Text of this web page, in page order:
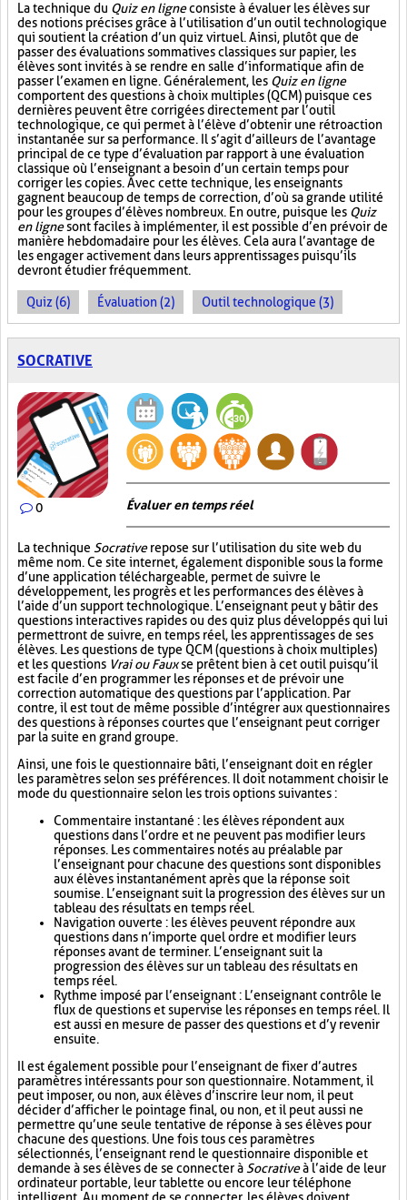
La technique du Quiz en ligneconsiste à évaluer les élèves sur
des notions précises grâce à l’utilisation d’un outil technologique
qui soutient la création d’un quiz virtuel. Ainsi, plutôt que de
passer des évaluations sommatives classiques sur papier, les
élèves sont invités à se rendre en salle d’informatique afin de
passer l’examen en ligne. Généralement, les Quiz en ligne
comportent des questions à choix multiples (QCM) puisque ces
dernières peuvent être corrigées directement par l’outil
technologique, ce qui permet à l’élève d’obtenir une rétroaction
instantanée sur sa performance. Il s’agit d’ailleurs de l’avantage
principal de ce type d’évaluation par rapport à une évaluation
classique où l’enseignant a besoin d’un certain temps pour
corriger les copies. Avec cette technique, les enseignants
gagnent beaucoup de temps de correction, d’où sa grande utilité
pour les groupes d’élèves nombreux. En outre, puisque les Quiz
en lignesont faciles à implémenter, il est possible d’en prévoir de
manière hebdomadaire pour les élèves. Cela aura l’avantage de
les engager activement dans leurs apprentissages puisqu’ils
devront étudier fréquemment.
Quiz (6) Évaluation (2) Outil technologique (3)
SOCRATIVE
0 Évaluer en temps réel
La technique Socrativerepose sur l’utilisation du site web du
même nom. Ce site internet, également disponible sous la forme
d’une application téléchargeable, permet de suivre le
développement, les progrès et les performances des élèves à
l’aide d’un support technologique. L’enseignant peut y bâtir des
questions interactives rapides ou des quiz plus développés qui lui
permettront de suivre, en temps réel, les apprentissages de ses
élèves. Les questions de type QCM (questions à choix multiples)
et les questions Vrai ou Fauxse prêtent bien à cet outil puisqu’il
est facile d’en programmer les réponses et de prévoir une
correction automatique des questions par l’application. Par
contre, il est tout de même possible d’intégrer aux questionnaires
des questions à réponses courtes que l’enseignant peut corriger
par la suite en grand groupe.
Ainsi, une fois le questionnaire bâti, l’enseignant doit en régler
les paramètres selon ses préférences. Il doit notamment choisir le
mode du questionnaire selon les trois options suivantes :
Commentaire instantané : les élèves répondent aux
questions dans l’ordre et ne peuvent pas modifier leurs
réponses. Les commentaires notés au préalable par
l’enseignant pour chacune des questions sont disponibles
aux élèves instantanément après que la réponse soit
soumise. L’enseignant suit la progression des élèves sur un
tableau des résultats en temps réel.
Navigation ouverte : les élèves peuvent répondre aux
questions dans n’importe quel ordre et modifier leurs
réponses avant de terminer. L’enseignant suit la
progression des élèves sur un tableau des résultats en
temps réel.
Rythme imposé par l’enseignant : L’enseignant contrôle le
flux de questions et supervise les réponses en temps réel. Il
est aussi en mesure de passer des questions et d’y revenir
ensuite.
Il est également possible pour l’enseignant de fixer d’autres
paramètres intéressants pour son questionnaire. Notamment, il
peut imposer, ou non, aux élèves d’inscrire leur nom, il peut
décider d’afficher le pointage final, ou non, et il peut aussi ne
permettre qu’une seule tentative de réponse à ses élèves pour
chacune des questions. Une fois tous ces paramètres
sélectionnés, l’enseignant rend le questionnaire disponible et
demande à ses élèves de se connecter à Socrativeà l’aide de leur
ordinateur portable, leur tablette ou encore leur téléphone